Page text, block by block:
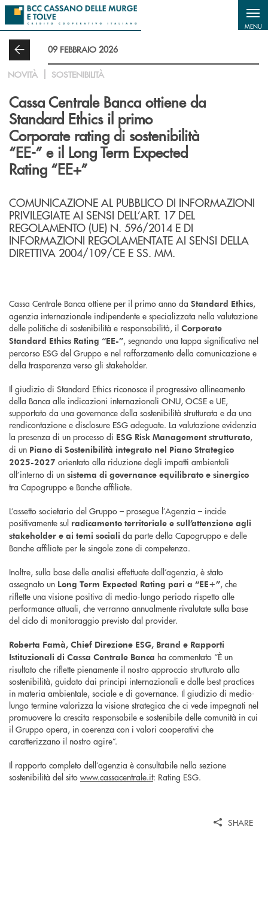
Salta al contenuto principale
MENU
09 FEBBRAIO 2026
NOVITÀ SOSTENIBILITÀ
Cassa Centrale Banca ottiene da
Standard Ethics il primo
Corporate rating di sostenibilità
“EE-” e il Long Term Expected
Rating “EE+”
COMUNICAZIONE AL PUBBLICO DI INFORMAZIONI
PRIVILEGIATE AI SENSI DELL’ART. 17 DEL
REGOLAMENTO (UE) N. 596/2014 E DI
INFORMAZIONI REGOLAMENTATE AI SENSI DELLA
DIRETTIVA 2004/109/CE E SS. MM.
Cassa Centrale Banca ottiene per il primo anno da Standard Ethics,
agenzia internazionale indipendente e specializzata nella valutazione
delle politiche di sostenibilità e responsabilità, il Corporate
Standard Ethics Rating “EE-”, segnando una tappa significativa nel
percorso ESG del Gruppo e nel rafforzamento della comunicazione e
della trasparenza verso gli stakeholder.
Il giudizio di Standard Ethics riconosce il progressivo allineamento
della Banca alle indicazioni internazionali ONU, OCSE e UE,
supportato da una governance della sostenibilità strutturata e da una
rendicontazione e disclosure ESG adeguate. La valutazione evidenzia
la presenza di un processo di ESG Risk Management strutturato,
di un Piano di Sostenibilità integrato nel Piano Strategico
2025-2027 orientato alla riduzione degli impatti ambientali
all’interno di un sistema di governance equilibrato e sinergico
tra Capogruppo e Banche affiliate.
L’assetto societario del Gruppo – prosegue l’Agenzia – incide
positivamente sul radicamento territoriale e sull’attenzione agli
stakeholder e ai temi sociali da parte della Capogruppo e delle
Banche affiliate per le singole zone di competenza.
Inoltre, sulla base delle analisi effettuate dall’agenzia, è stato
assegnato un Long Term Expected Rating pari a “EE+”, che
riflette una visione positiva di medio-lungo periodo rispetto alle
performance attuali, che verranno annualmente rivalutate sulla base
del ciclo di monitoraggio previsto dal provider.
Roberta Famà, Chief Direzione ESG, Brand e Rapporti
Istituzionali di Cassa Centrale Banca ha commentato “È un
risultato che riflette pienamente il nostro approccio strutturato alla
sostenibilità, guidato dai principi internazionali e dalle best practices
in materia ambientale, sociale e di governance. Il giudizio di medio-
lungo termine valorizza la visione strategica che ci vede impegnati nel
promuovere la crescita responsabile e sostenibile delle comunità in cui
il Gruppo opera, in coerenza con i valori cooperativi che
caratterizzano il nostro agire”.
Il rapporto completo dell’agenzia è consultabile nella sezione
sostenibilità del sito www.cassacentrale.it: Rating ESG.
SHARE